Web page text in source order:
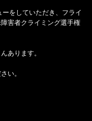
をしていただき、フライ
害者クライミング選手権
あります。
い。